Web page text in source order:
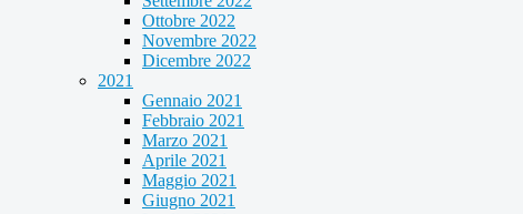
Ottobre 2022
Novembre 2022
Dicembre 2022
2021
Gennaio 2021
Febbraio 2021
Marzo 2021
Aprile 2021
Maggio 2021
Giugno 2021